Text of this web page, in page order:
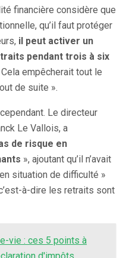
financière considère que
qu’il faut protéger
il peut activer un
pendant trois à six
empêcherait tout le
de suite ».
Le directeur
Le Vallois, a
de risque en
», ajoutant qu’il n’avait
situation de difficulté »
à-dire les retraits sont
vie : ces 5 points à
d'impôts